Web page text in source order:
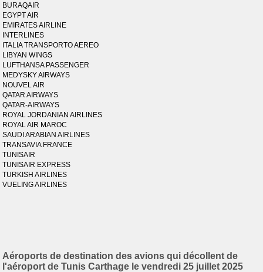
BURAQAIR
EGYPT AIR
EMIRATES AIRLINE
INTERLINES
ITALIA TRANSPORTO AEREO
LIBYAN WINGS
LUFTHANSA PASSENGER
MEDYSKY AIRWAYS
NOUVEL AIR
QATAR AIRWAYS
QATAR-AIRWAYS
ROYAL JORDANIAN AIRLINES
ROYAL AIR MAROC
SAUDI ARABIAN AIRLINES
TRANSAVIA FRANCE
TUNISAIR
TUNISAIR EXPRESS
TURKISH AIRLINES
VUELING AIRLINES
Aéroports de destination des avions qui décollent de
l'aéroport de Tunis Carthage le vendredi 25 juillet 2025